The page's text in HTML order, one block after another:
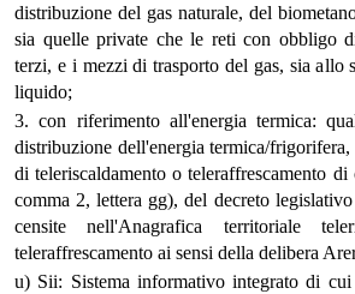
distribuzione del gas naturale, del
sia quelle private che le reti con obbligo
terzi, e i mezzi di trasporto del gas, sia allo
liquido;
3. con riferimento all'energia termica:
distribuzione dell'energia termica/
di teleriscaldamento o teleraffrescamento
comma 2, lettera gg), del decreto
censite nell'Anagrafica territoriale
teleraffrescamento ai sensi della delibera
u) Sii: Sistema informativo integrato di